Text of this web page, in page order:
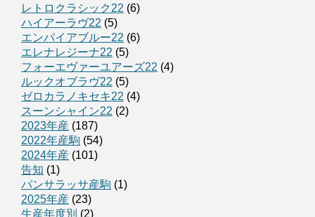
レトロクラシック22 (6)
ハイアーラヴ22 (5)
エンパイアブルー22 (6)
エレナレジーナ22 (5)
フォーエヴァーユアーズ22 (4)
ルックオブラヴ22 (5)
ゼロカラノキセキ22 (4)
スーンシャイン22 (2)
2023年産 (187)
2022年産駒 (54)
2024年産 (101)
告知 (1)
パンサラッサ産駒 (1)
2025年産 (23)
生産年度別 (2)